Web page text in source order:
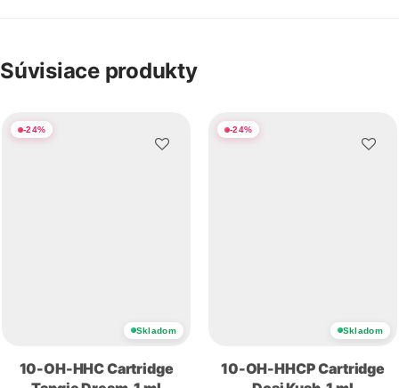
Súvisiace produkty
-24%
Skladom
10-OH-HHC Cartridge
-24%
Skladom
10-OH-HHCP Cartridge